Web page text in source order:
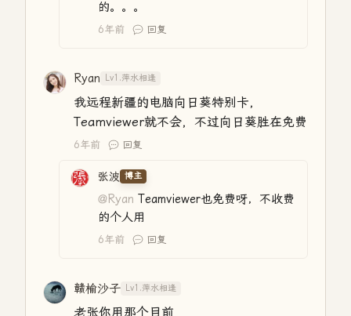
的。。。
6年前 回复
Ryan Lv1.萍水相逢
我远程新疆的电脑向日葵特别卡，
Teamviewer就不会，不过向日葵胜在免费
6年前 回复
张波 博主
@Ryan Teamviewer也免费呀，不收费
的个人用
6年前 回复
赣榆沙子 Lv1.萍水相逢
老张你用那个目前